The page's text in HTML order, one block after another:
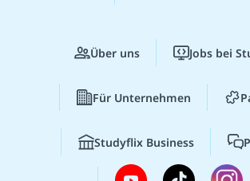
Über uns Jobs bei
Für Unternehmen
Studyflix Business